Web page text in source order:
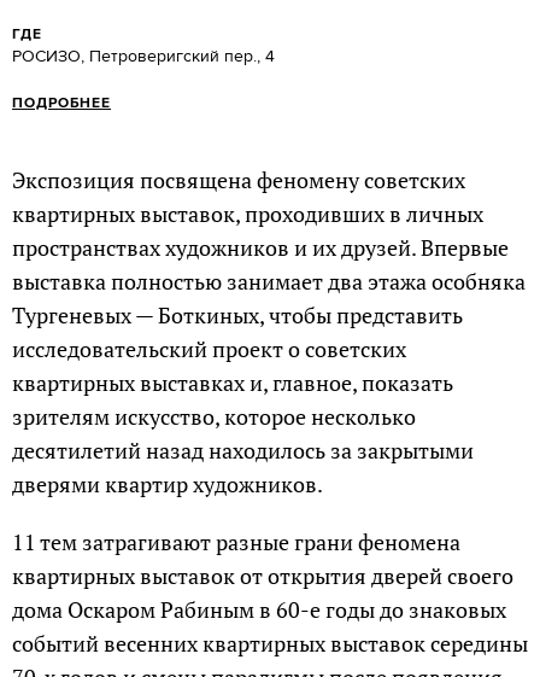
ГДЕ
РОСИЗО, Петроверигский пер., 4
ПОДРОБНЕЕ
Экспозиция посвящена феномену советских
квартирных выставок, проходивших в личных
пространствах художников и их друзей. Впервые
выставка полностью занимает два этажа особняка
Тургеневых — Боткиных, чтобы представить
исследовательский проект о советских
квартирных выставках и, главное, показать
зрителям искусство, которое несколько
десятилетий назад находилось за закрытыми
дверями квартир художников.
11 тем затрагивают разные грани феномена
квартирных выставок от открытия дверей своего
дома Оскаром Рабиным в 60-е годы до знаковых
событий весенних квартирных выставок середины